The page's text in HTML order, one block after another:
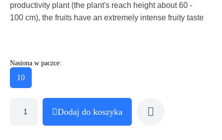
productivity plant (the plant's reach height about 60 -
100 cm), the fruits have an extremely intense fruity taste
Nasiona w paczce:
10
Dodaj do koszyka